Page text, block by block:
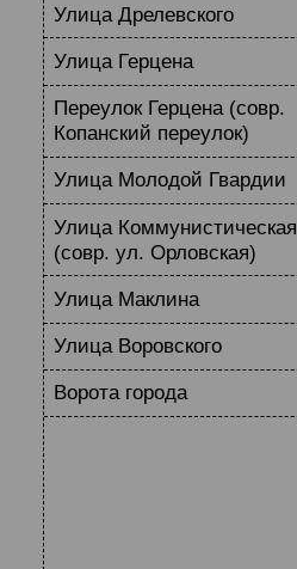
Улица Дрелевского
Улица Герцена
Переулок Герцена (совр.
Копанский переулок)
Улица Молодой Гвардии
Улица Коммунистическая
(совр. ул. Орловская)
Улица Маклина
Улица Воровского
Ворота города